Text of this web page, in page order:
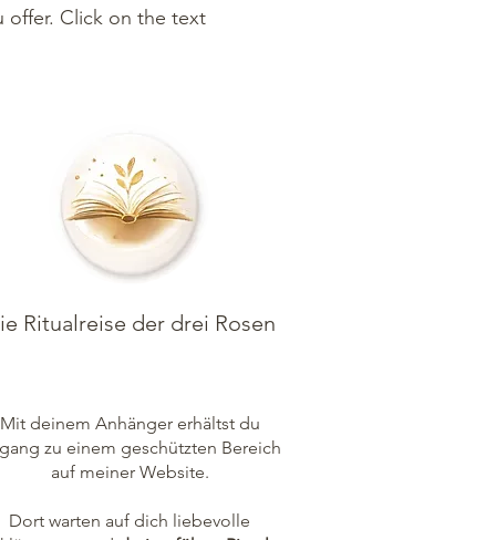
offer. Click on the text
Ritualreise der drei Rosen
Mit deinem Anhänger erhältst du
zu einem geschützten Bereich
auf meiner Website.
Dort warten auf dich liebevolle